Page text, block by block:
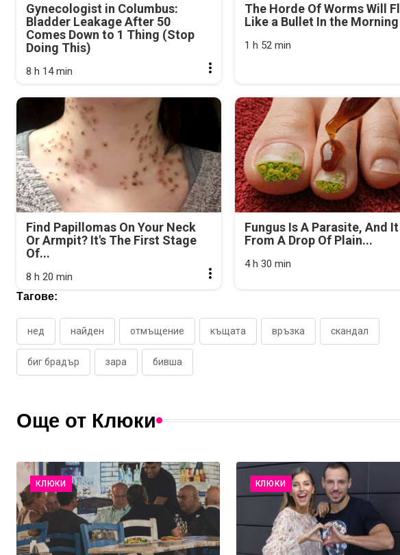
Gynecologist in Columbus:
Bladder Leakage After 50
Comes Down to 1 Thing (Stop
Doing This)
8 h 14 min
The Horde Of Worms Will
Like a Bullet In the Morning
1 h 52 min
Find Papillomas On Your Neck
Or Armpit? It's The First Stage
Of...
8 h 20 min
Fungus Is A Parasite, And
From A Drop Of Plain...
4 h 30 min
Тагове:
нед найден отмъщение къщата връзка скандал
биг брадър зара бивша
Още от Клюки
КЛЮКИ КЛЮКИ